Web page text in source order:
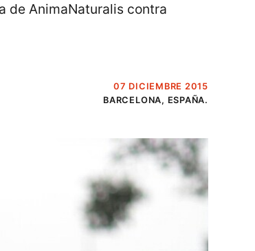
de AnimaNaturalis contra
07 DICIEMBRE 2015
BARCELONA, ESPAÑA.